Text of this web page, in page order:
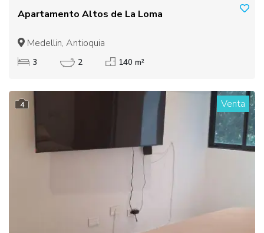
Apartamento Altos de La Loma
Medellin, Antioquia
3 2 140 m²
4 Venta